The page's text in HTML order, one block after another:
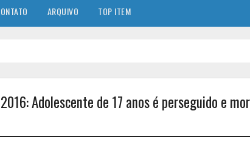
ARQUIVO TOP ITEM
Adolescente de 17 anos é perseguido e